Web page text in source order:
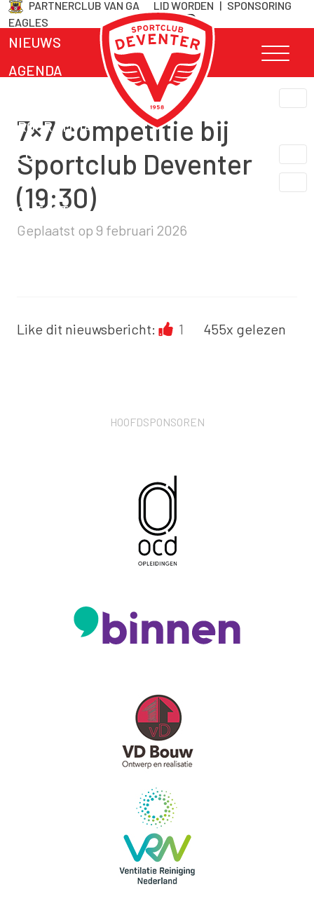
Skip
naar
inhoud
PARTNERCLUB VAN GA
EAGLES
LID WORDEN | SPONSORING
NIEUWS
AGENDA
PROGRAMMA
CLUB INFO
LIDMAATSCHAP
CONTACT
7×7 competitie bij
Sportclub Deventer
(19:30)
Geplaatst op 9 februari 2026
Like dit nieuwsbericht: 1 455x gelezen
HOOFDSPONSOREN